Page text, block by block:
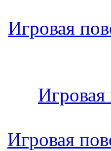
Игровая
Игровая